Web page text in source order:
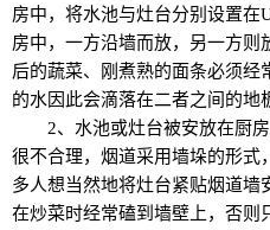
房中，将水池与灶台分别设置在
房中，一方沿墙而放，另一方则
后的蔬菜、刚煮熟的面条必须经
的水因此会滴落在二者之间的地
2、水池或灶台被安放在厨
很不合理，烟道采用墙垛的形式
多人想当然地将灶台紧贴烟道墙
在炒菜时经常磕到墙壁上，否则